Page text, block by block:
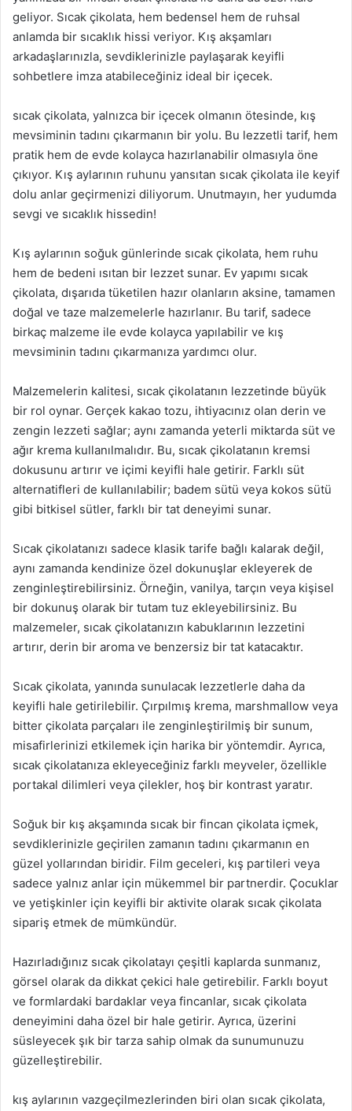
geliyor. Sıcak çikolata, hem bedensel hem de ruhsal
anlamda bir sıcaklık hissi veriyor. Kış akşamları
arkadaşlarınızla, sevdiklerinizle paylaşarak keyifli
sohbetlere imza atabileceğiniz ideal bir içecek.
sıcak çikolata, yalnızca bir içecek olmanın ötesinde, kış
mevsiminin tadını çıkarmanın bir yolu. Bu lezzetli tarif, hem
pratik hem de evde kolayca hazırlanabilir olmasıyla öne
çıkıyor. Kış aylarının ruhunu yansıtan sıcak çikolata ile keyif
dolu anlar geçirmenizi diliyorum. Unutmayın, her yudumda
sevgi ve sıcaklık hissedin!
Kış aylarının soğuk günlerinde sıcak çikolata, hem ruhu
hem de bedeni ısıtan bir lezzet sunar. Ev yapımı sıcak
çikolata, dışarıda tüketilen hazır olanların aksine, tamamen
doğal ve taze malzemelerle hazırlanır. Bu tarif, sadece
birkaç malzeme ile evde kolayca yapılabilir ve kış
mevsiminin tadını çıkarmanıza yardımcı olur.
Malzemelerin kalitesi, sıcak çikolatanın lezzetinde büyük
bir rol oynar. Gerçek kakao tozu, ihtiyacınız olan derin ve
zengin lezzeti sağlar; aynı zamanda yeterli miktarda süt ve
ağır krema kullanılmalıdır. Bu, sıcak çikolatanın kremsi
dokusunu artırır ve içimi keyifli hale getirir. Farklı süt
alternatifleri de kullanılabilir; badem sütü veya kokos sütü
gibi bitkisel sütler, farklı bir tat deneyimi sunar.
Sıcak çikolatanızı sadece klasik tarife bağlı kalarak değil,
aynı zamanda kendinize özel dokunuşlar ekleyerek de
zenginleştirebilirsiniz. Örneğin, vanilya, tarçın veya kişisel
bir dokunuş olarak bir tutam tuz ekleyebilirsiniz. Bu
malzemeler, sıcak çikolatanızın kabuklarının lezzetini
artırır, derin bir aroma ve benzersiz bir tat katacaktır.
Sıcak çikolata, yanında sunulacak lezzetlerle daha da
keyifli hale getirilebilir. Çırpılmış krema, marshmallow veya
bitter çikolata parçaları ile zenginleştirilmiş bir sunum,
misafirlerinizi etkilemek için harika bir yöntemdir. Ayrıca,
sıcak çikolatanıza ekleyeceğiniz farklı meyveler, özellikle
portakal dilimleri veya çilekler, hoş bir kontrast yaratır.
Soğuk bir kış akşamında sıcak bir fincan çikolata içmek,
sevdiklerinizle geçirilen zamanın tadını çıkarmanın en
güzel yollarından biridir. Film geceleri, kış partileri veya
sadece yalnız anlar için mükemmel bir partnerdir. Çocuklar
ve yetişkinler için keyifli bir aktivite olarak sıcak çikolata
sipariş etmek de mümkündür.
Hazırladığınız sıcak çikolatayı çeşitli kaplarda sunmanız,
görsel olarak da dikkat çekici hale getirebilir. Farklı boyut
ve formlardaki bardaklar veya fincanlar, sıcak çikolata
deneyimini daha özel bir hale getirir. Ayrıca, üzerini
süsleyecek şık bir tarza sahip olmak da sunumunuzu
güzelleştirebilir.
kış aylarının vazgeçilmezlerinden biri olan sıcak çikolata,